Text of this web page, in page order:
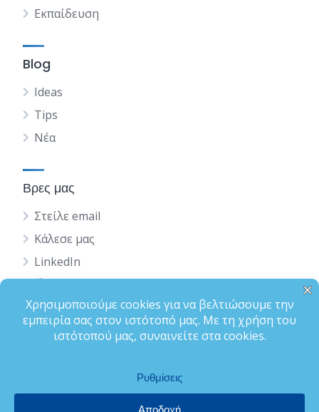
Εκπαίδευση
Blog
Ideas
Tips
Νέα
Βρες μας
Στείλε email
Κάλεσε μας
LinkedIn
Ολοκλήρωση Προφίλ
Bizfinder is a Brand by Osolvo Ltd